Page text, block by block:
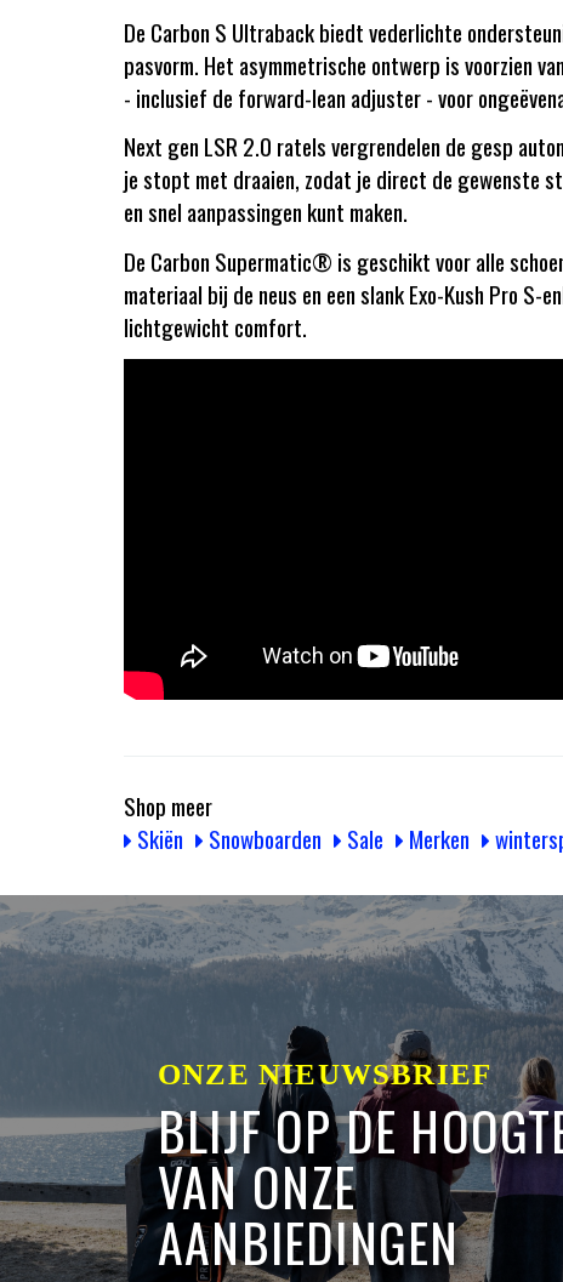
De Carbon S Ultraback biedt vederlichte
pasvorm. Het asymmetrische ontwerp is voorzien
- inclusief de forward-lean adjuster - voor
Next gen LSR 2.0 ratels vergrendelen de gesp
je stopt met draaien, zodat je direct de gewenste
en snel aanpassingen kunt maken.
De Carbon Supermatic® is geschikt voor alle
materiaal bij de neus en een slank Exo-Kush Pro S-
lichtgewicht comfort.
Shop meer
Skiën
Snowboarden Sale Merken
ONZE NIEUWSBRIEF
BLIJF OP DE
VAN ONZE
AANBIEDINGEN